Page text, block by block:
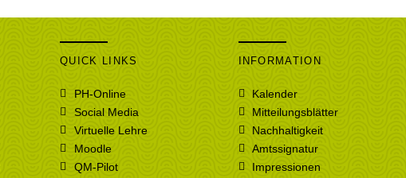
QUICK LINKS
PH-Online
Social Media
Virtuelle Lehre
Moodle
QM-Pilot
INFORMATION
Kalender
Mitteilungsblätter
Nachhaltigkeit
Amtssignatur
Impressionen